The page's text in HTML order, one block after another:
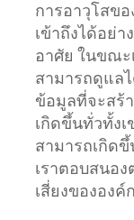
การอาวุโสขอ
เข้าถึงได้อย่า
อาศัย ในขณะ
สามารถดูแล
ข้อมูลที่จะสร้
เกิดขึ้นทั่วทั้ง
สามารถเกิด
เราตอบสนอ
เสี่ยงขององค์